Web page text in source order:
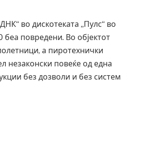
во дискотеката „Пулс“ во
беа повредени. Во објектот
а пиротехнички
незаконски повеќе од една
без дозволи и без систем